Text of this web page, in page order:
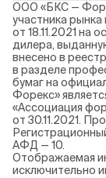
ООО «БКС —
участника
от 18.11.2021 на
дилера,
внесено в
в разделе
бумаг на
Форекс»
«Ассоциация
от 30.11.2021.
АФД — 10.
Отображаемая
исключительно